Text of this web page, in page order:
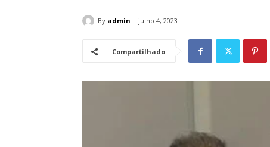
By admin julho 4, 2023
Compartilhado